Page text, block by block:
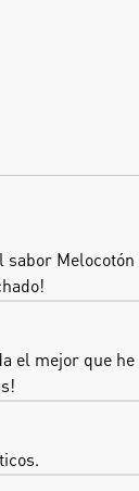
el mejor que